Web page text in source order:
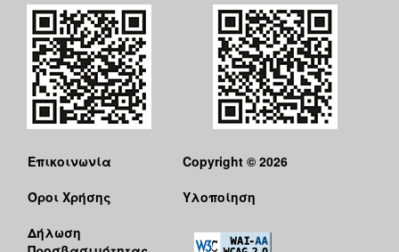
Επικοινωνία
Όροι Χρήσης
Δήλωση
Copyright © 2026
Υλοποίηση